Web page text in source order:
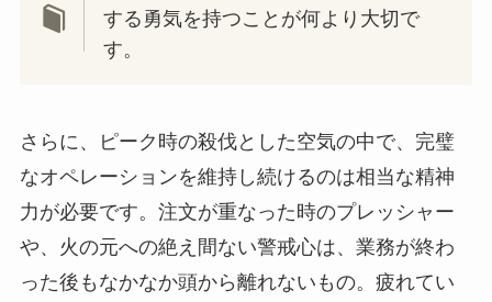
する勇気を持つことが何より大切で
す。
さらに、ピーク時の殺伐とした空気の中で、完璧
なオペレーションを維持し続けるのは相当な精神
力が必要です。注文が重なった時のプレッシャー
や、火の元への絶え間ない警戒心は、業務が終わ
った後もなかなか頭から離れないもの。疲れてい